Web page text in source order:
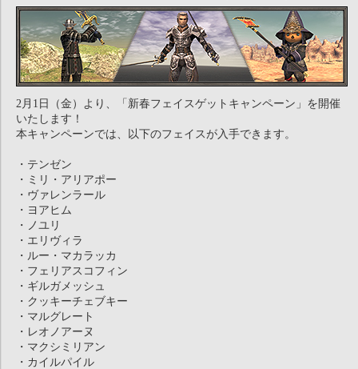
2月1日（金）より、「新春フェイスゲットキャンペーン」を開催
いたします！
本キャンペーンでは、以下のフェイスが入手できます。
・テンゼン
・ミリ・アリアポー
・ヴァレンラール
・ヨアヒム
・ノユリ
・エリヴィラ
・ルー・マカラッカ
・フェリアスコフィン
・ギルガメッシュ
・クッキーチェブキー
・マルグレート
・レオノアーヌ
・マクシミリアン
・カイルパイル